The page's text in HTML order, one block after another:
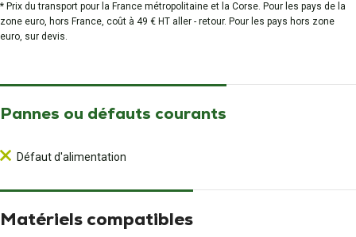
* Prix du transport pour la France métropolitaine et la Corse. Pour les pays de la
zone euro, hors France, coût à 49 € HT aller - retour. Pour les pays hors zone
euro, sur devis.
Pannes ou défauts courants
Défaut d'alimentation
Matériels compatibles